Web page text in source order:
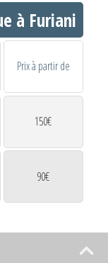
à Furiani
Prix à partir de
150€
90€